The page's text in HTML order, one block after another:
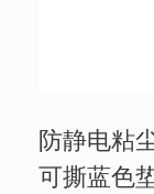
防静电粘
可撕蓝色